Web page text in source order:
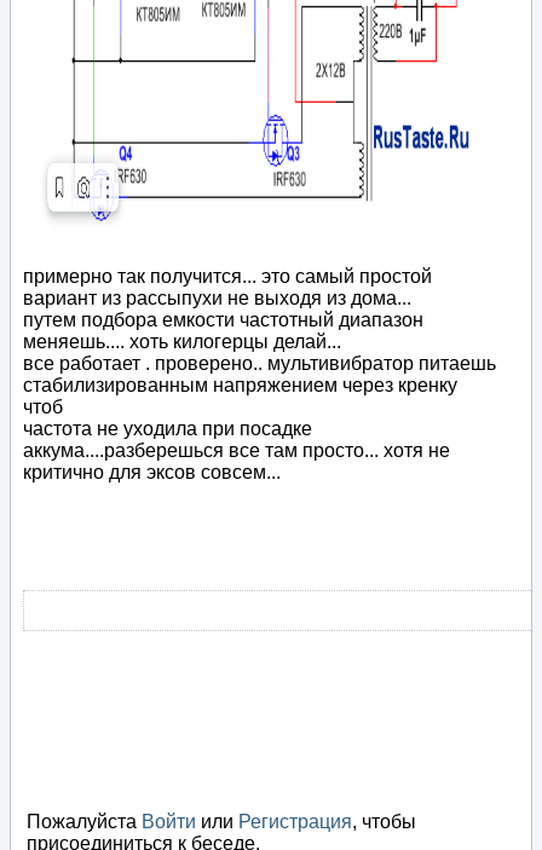
примерно так получится... это самый простой
вариант из рассыпухи не выходя из дома...
путем подбора емкости частотный диапазон
меняешь.... хоть килогерцы делай...
все работает . проверено.. мультивибратор питаешь
стабилизированным напряжением через кренку
чтоб
частота не уходила при посадке
аккума....разберешься все там просто... хотя не
критично для эксов совсем...
Пожалуйста Войти или Регистрация, чтобы
присоединиться к беседе.